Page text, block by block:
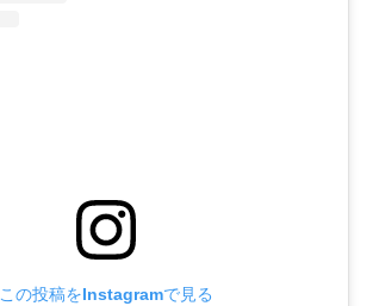
この投稿をInstagramで見る